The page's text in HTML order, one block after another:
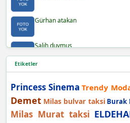
Gürhan atakan
Salih duymuş
Burak demir
Etiketler
Princess Sinema Trendy
Demet Milas bulvar taksi Burak
Milas Murat taksi